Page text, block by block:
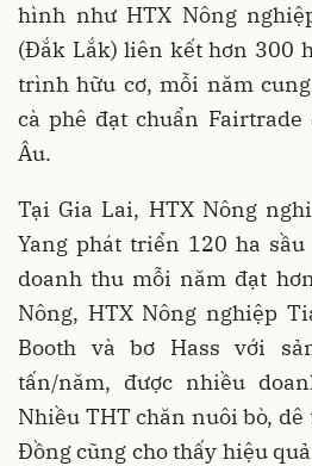
hình như HTX Nông
(Đắk Lắk) liên kết hơn 300
trình hữu cơ, mỗi năm
cà phê đạt chuẩn
Âu.
Tại Gia Lai, HTX Nông
Yang phát triển 120 ha sầu
doanh thu mỗi năm đạt
Nông, HTX Nông nghiệp
Booth và bơ Hass với
tấn/năm, được nhiều
Nhiều THT chăn nuôi bò,
Đồng cũng cho thấy hiệu